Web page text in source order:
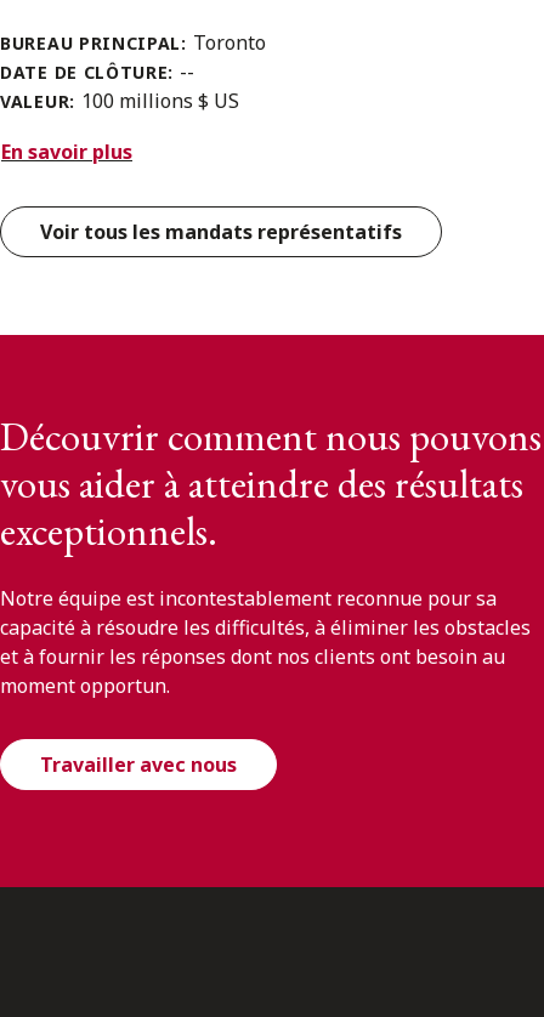
BUREAU PRINCIPAL: Toronto
DATE DE CLÔTURE: --
VALEUR: 100 millions $ US
En savoir plus
Voir tous les mandats représentatifs
Découvrir comment nous pouvons
vous aider à atteindre des résultats
exceptionnels.
Notre équipe est incontestablement reconnue pour sa
capacité à résoudre les difficultés, à éliminer les obstacles
et à fournir les réponses dont nos clients ont besoin au
moment opportun.
Travailler avec nous